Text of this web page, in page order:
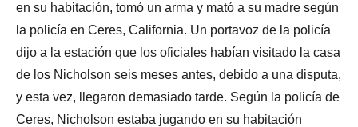
en su habitación, tomó un arma y mató a su madre según
la policía en Ceres, California. Un portavoz de la policía
dijo a la estación que los oficiales habían visitado la casa
de los Nicholson seis meses antes, debido a una disputa,
y esta vez, llegaron demasiado tarde. Según la policía de
Ceres, Nicholson estaba jugando en su habitación